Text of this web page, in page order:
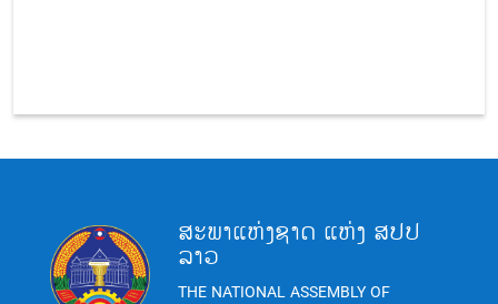
ສະພາແຫ່ງຊາດ ແຫ່ງ ສປປ
ລາວ
THE NATIONAL ASSEMBLY OF